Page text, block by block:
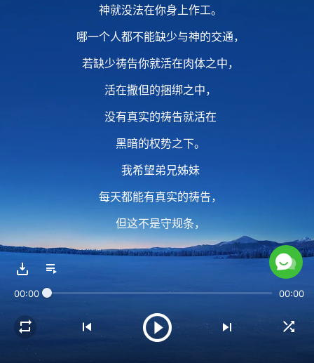
神就没法在你身上作工。
哪一个人都不能缺少与神的交通，
若缺少祷告你就活在肉体之中，
活在撒但的捆绑之中，
没有真实的祷告就活在
黑暗的权势之下。
我希望弟兄姊妹
每天都能有真实的祷告，
但这不是守规条，
必须能达到一个果效。
就是人能向他敞开心，
00:00 00:00